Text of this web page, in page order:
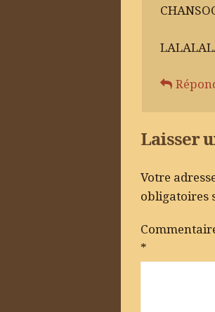
Laisser
Votre
obligatoires
*